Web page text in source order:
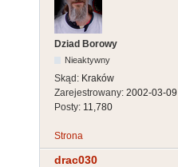
Dziad Borowy
Nieaktywny
Skąd: Kraków
Zarejestrowany: 2002-03-09
Posty: 11,780
Strona
drac030